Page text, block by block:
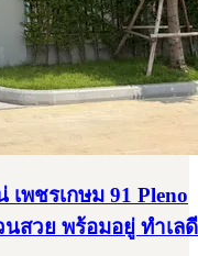
พชรเกษม 91 Pleno
นสวย พร้อมอยู่ ทำเล